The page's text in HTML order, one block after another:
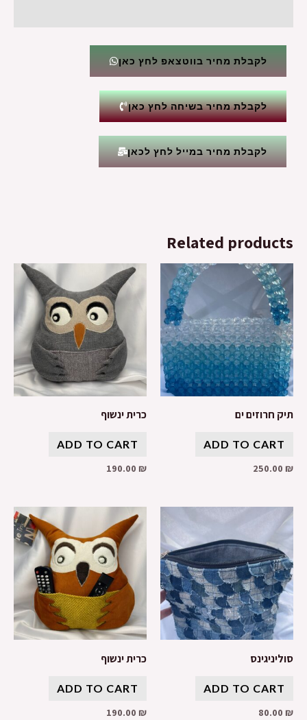
לקבלת מחיר בווטצאפ לחץ כאן
לקבלת מחיר בשיחה לחץ כאן
לקבלת מחיר במייל לחץ לכאן
Related products
תיק חרוזים ים
ADD TO CART
250.00 ₪
כרית ינשוף
ADD TO CART
190.00 ₪
סוליניגינס
ADD TO CART
80.00 ₪
כרית ינשוף
ADD TO CART
190.00 ₪